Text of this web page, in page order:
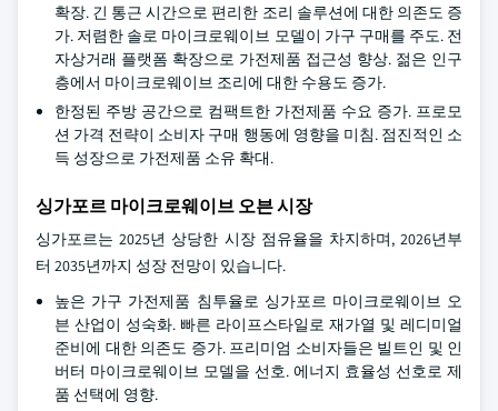
확장. 긴 통근 시간으로 편리한 조리 솔루션에 대한 의존도 증
가. 저렴한 솔로 마이크로웨이브 모델이 가구 구매를 주도. 전
자상거래 플랫폼 확장으로 가전제품 접근성 향상. 젊은 인구
층에서 마이크로웨이브 조리에 대한 수용도 증가.
한정된 주방 공간으로 컴팩트한 가전제품 수요 증가. 프로모
션 가격 전략이 소비자 구매 행동에 영향을 미침. 점진적인 소
득 성장으로 가전제품 소유 확대.
싱가포르 마이크로웨이브 오븐 시장
싱가포르는 2025년 상당한 시장 점유율을 차지하며, 2026년부
터 2035년까지 성장 전망이 있습니다.
높은 가구 가전제품 침투율로 싱가포르 마이크로웨이브 오
븐 산업이 성숙화. 빠른 라이프스타일로 재가열 및 레디미얼
준비에 대한 의존도 증가. 프리미엄 소비자들은 빌트인 및 인
버터 마이크로웨이브 모델을 선호. 에너지 효율성 선호로 제
품 선택에 영향.